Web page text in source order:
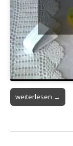
weiterlesen →